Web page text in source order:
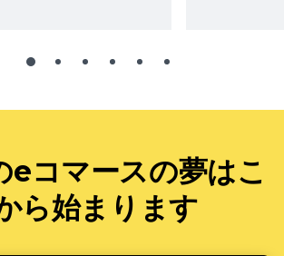
eコマースの夢はこ
ら始まります